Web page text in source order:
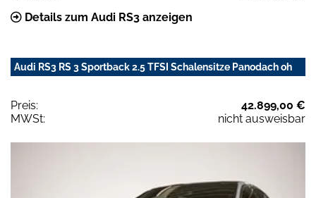
Details zum Audi RS3 anzeigen
Audi RS3 RS 3 Sportback 2.5 TFSI Schalensitze Panodach oh
Preis:
42.899,00 €
MWSt:
nicht ausweisbar